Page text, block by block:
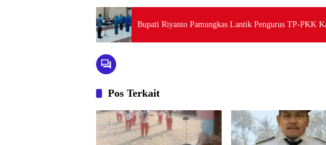
Bupati Riyanto Pamungkas Lantik Pengurus TP-PKK
Pos Terkait